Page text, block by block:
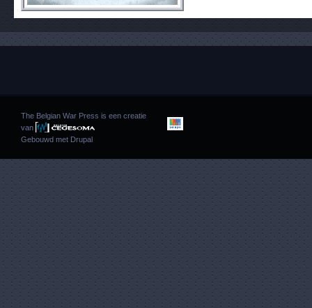
The Belgian War Press is een creatie
van
Gebouwd met Drupal